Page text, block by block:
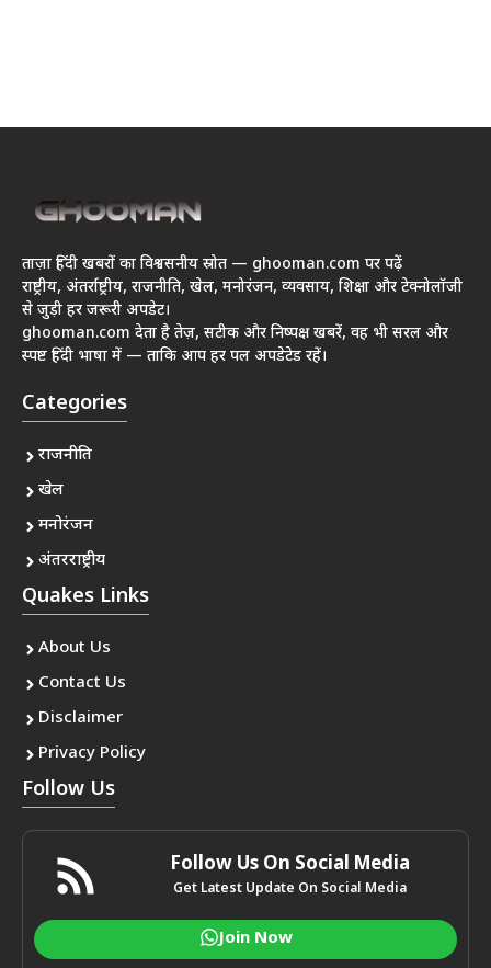
ताज़ा हिंदी खबरों का विश्वसनीय स्रोत — ghooman.com पर पढ़ें
राष्ट्रीय, अंतर्राष्ट्रीय, राजनीति, खेल, मनोरंजन, व्यवसाय, शिक्षा और टेक्नोलॉजी
से जुड़ी हर जरूरी अपडेट।
ghooman.com देता है तेज़, सटीक और निष्पक्ष खबरें, वह भी सरल और
स्पष्ट हिंदी भाषा में — ताकि आप हर पल अपडेटेड रहें।
Categories
राजनीति
खेल
मनोरंजन
अंतरराष्ट्रीय
Quakes Links
About Us
Contact Us
Disclaimer
Privacy Policy
Follow Us
Follow Us On Social Media
Get Latest Update On Social Media
Join Now